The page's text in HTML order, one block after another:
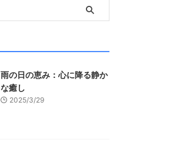
雨の日の恵み：心に降る静か
な癒し
2025/3/29